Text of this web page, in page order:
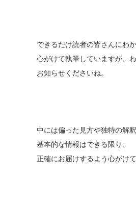
できるだけ読者の皆さんにわ
心がけて執筆していますが、
お知らせくださいね。
中には偏った見方や独特の解
基本的な情報はできる限り、
正確にお届けするよう心がけて